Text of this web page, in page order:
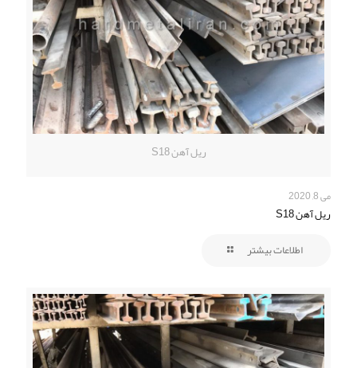
ریل آهن S18
می 8, 2020
ریل آهن S18
اطلاعات بیشتر